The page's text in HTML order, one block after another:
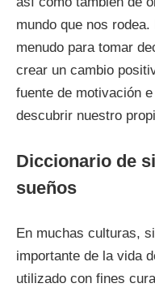
mundo que nos
menudo para tomar
crear un cambio
fuente de motivación
descubrir nuestro
Diccionario de
sueños
En muchas culturas,
importante de la vida
utilizado con fines